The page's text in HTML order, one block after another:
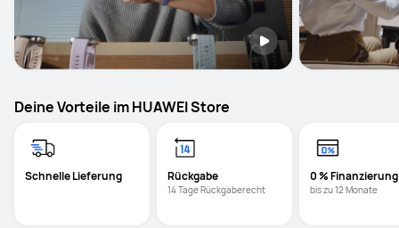
Deine Vorteile im HUAWEI Store
Schnelle Lieferung
14 Tage Rückgaberecht
0 % Finanzierung
bis zu 12 Monate